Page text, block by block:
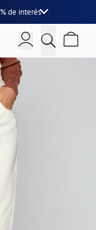
de interés